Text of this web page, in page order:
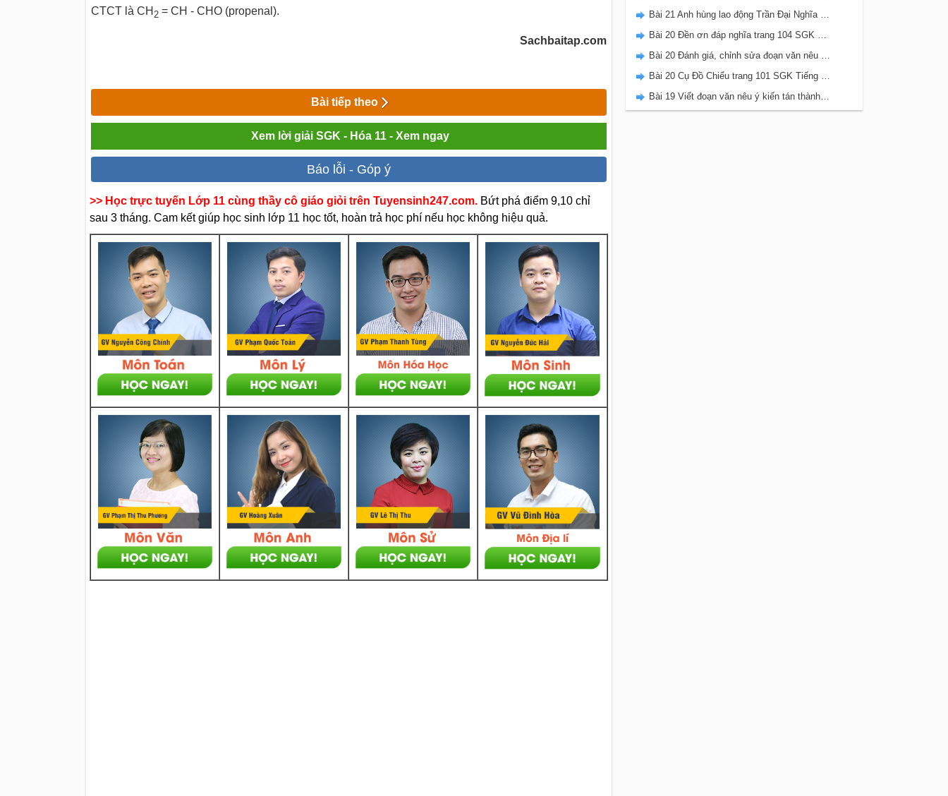
CTCT là CH 2= CH - CHO (propenal).
Sachbaitap.com
Bài tiếp theo
Xem lời giải SGK - Hóa 11 - Xem ngay
Báo lỗi - Góp ý
>> Học trực tuyến Lớp 11 cùng thầy cô giáo giỏi trên Tuyensinh247.com. Bứt phá điểm 9,10 chỉ
sau 3 tháng. Cam kết giúp học sinh lớp 11 học tốt, hoàn trả học phí nếu học không hiệu quả.
Bài 21 Anh hùng lao động Trần Đại Nghĩa trang 106 SGK Tiếng Việt 5 Kết nối tri thức tập 2
Bài 20 Đền ơn đáp nghĩa trang 104 SGK Tiếng Việt 5 Kết nối tri thức tập 2
Bài 20 Đánh giá, chỉnh sửa đoạn văn nêu ý kiến tán thành một sự vật, hiện tượng trang 103 SGK Tiếng Việt 5 Kết nối tri thức tập 2
Bài 20 Cụ Đồ Chiểu trang 101 SGK Tiếng Việt 5 Kết nối tri thức tập 2
Bài 19 Viết đoạn văn nêu ý kiến tán thành một sự việc, hiện tượng (Bài viết số 1) trang 100 SGK Tiếng Việt 5 Kết nối tri thức tập 2